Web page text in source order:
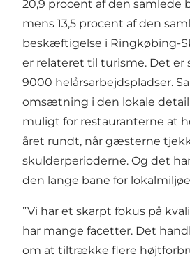
20,9 procent af den samlede
mens 13,5 procent af den
beskæftigelse i Ringkøbing-
er relateret til turisme. Det er
9000 helårsarbejdspladser.
omsætning i den lokale
muligt for restauranterne at
året rundt, når gæsterne
skulderperioderne. Og det
den lange bane for
”Vi har et skarpt fokus på
har mange facetter. Det
om at tiltrække flere